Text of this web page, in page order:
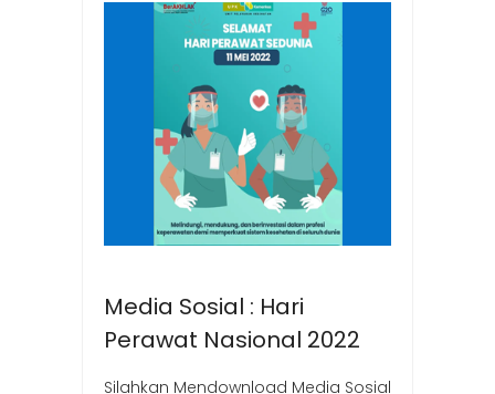
Media Sosial : Hari
Perawat Nasional 2022
Silahkan Mendownload Media Sosial